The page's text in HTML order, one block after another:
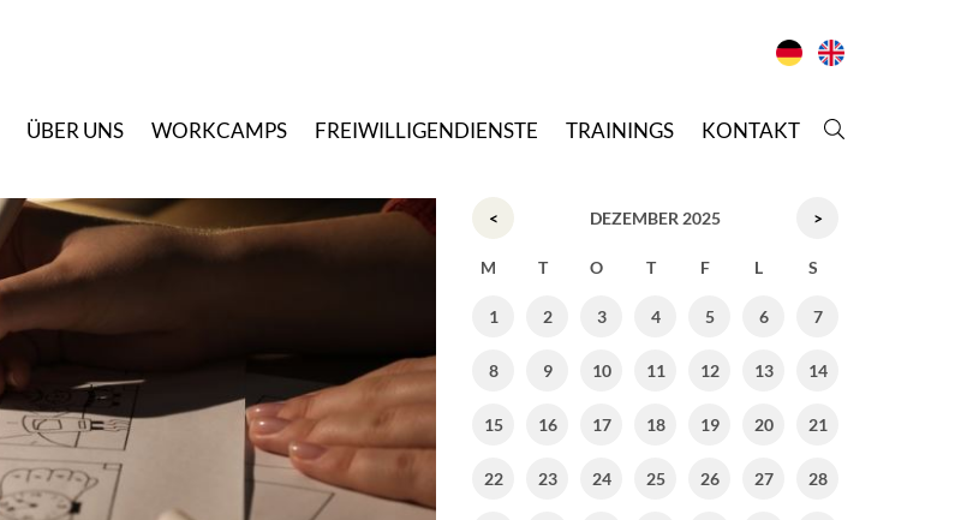
ÜBER UNS WORKCAMPS FREIWILLIGENDIENSTE TRAININGS KONTAKT
< DEZEMBER 2025 >
M T O T F L S
1 2 3 4 5 6 7
8 9 10 11 12 13 14
15 16 17 18 19 20 21
22 23 24 25 26 27 28